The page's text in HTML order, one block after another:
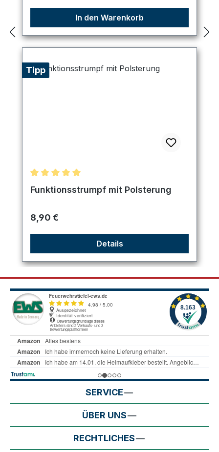
In den Warenkorb
Tipp
Durchschnittliche Bewertung von 5 von 5 Sternen
Funktionsstrumpf mit Polsterung
Regulärer Preis:
8,90 €
Details
SERVICE
ÜBER UNS
RECHTLICHES